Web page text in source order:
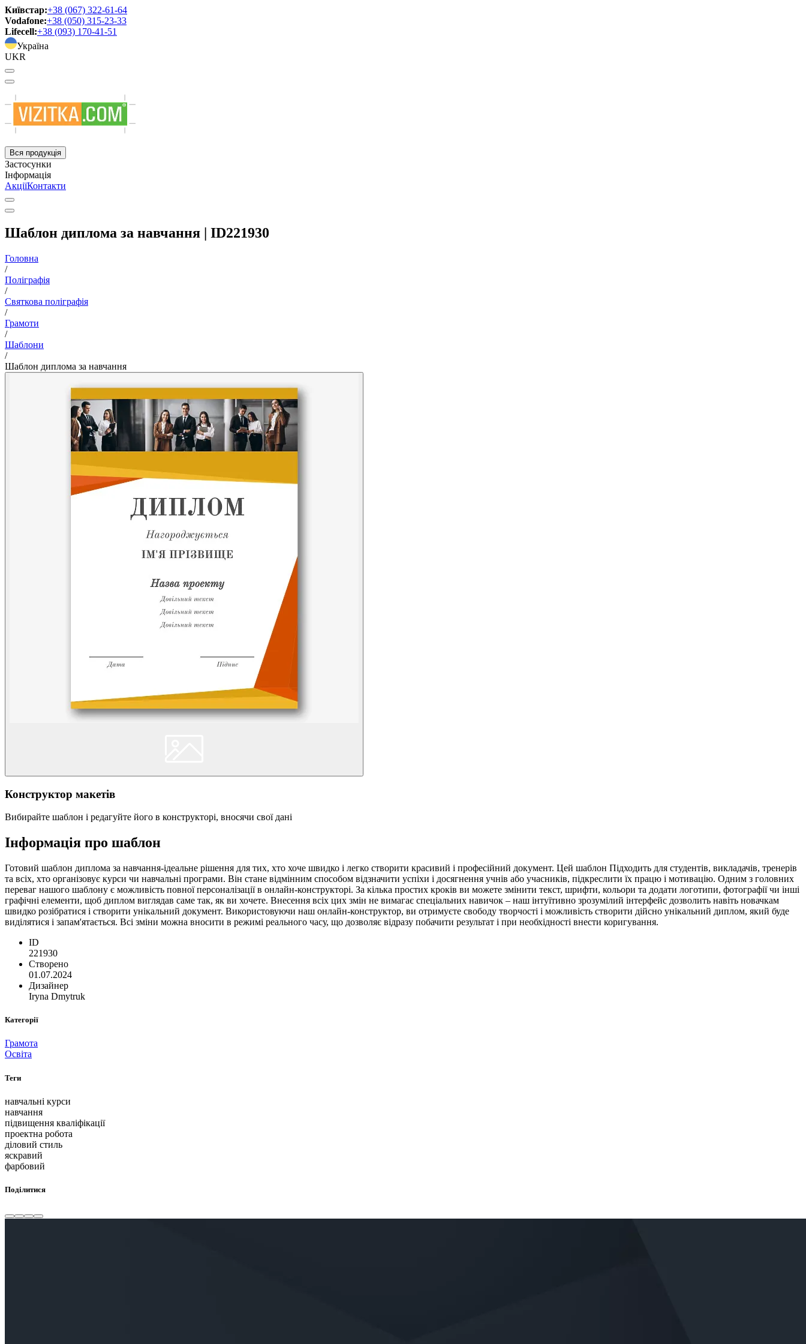
Київстар:+38 (067) 322-61-64
Vodafone:+38 (050) 315-23-33
Lifecell:+38 (093) 170-41-51
Україна
UKR
Вся продукція
Застосунки
Інформація
АкціїКонтакти
Шаблон диплома за навчання | ID221930
Головна
/
Поліграфія
/
Святкова поліграфія
/
Грамоти
/
Шаблони
/
Шаблон диплома за навчання
Конструктор макетів
Вибирайте шаблон і редагуйте його в конструкторі, вносячи свої дані
Інформація про шаблон
Готовий шаблон диплома за навчання-ідеальне рішення для тих, хто хоче швидко і легко створити красивий і професійний документ. Цей шаблон Підходить для студентів, викладачів, тренерів
та всіх, хто організовує курси чи навчальні програми. Він стане відмінним способом відзначити успіхи і досягнення учнів або учасників, підкреслити їх працю і мотивацію. Одним з головних
переваг нашого шаблону є можливість повної персоналізації в онлайн-конструкторі. За кілька простих кроків ви можете змінити текст, шрифти, кольори та додати логотипи, фотографії чи інші
графічні елементи, щоб диплом виглядав саме так, як ви хочете. Внесення всіх цих змін не вимагає спеціальних навичок – наш інтуїтивно зрозумілий інтерфейс дозволить навіть новачкам
швидко розібратися і створити унікальний документ. Використовуючи наш онлайн-конструктор, ви отримуєте свободу творчості і можливість створити дійсно унікальний диплом, який буде
виділятися і запам'ятається. Всі зміни можна вносити в режимі реального часу, що дозволяє відразу побачити результат і при необхідності внести коригування.
ID
221930
Створено
01.07.2024
Дизайнер
Iryna Dmytruk
Категорії
Грамота
Освіта
Теги
навчальні курси
навчання
підвищення кваліфікації
проектна робота
діловий стиль
яскравий
фарбовий
Поділитися